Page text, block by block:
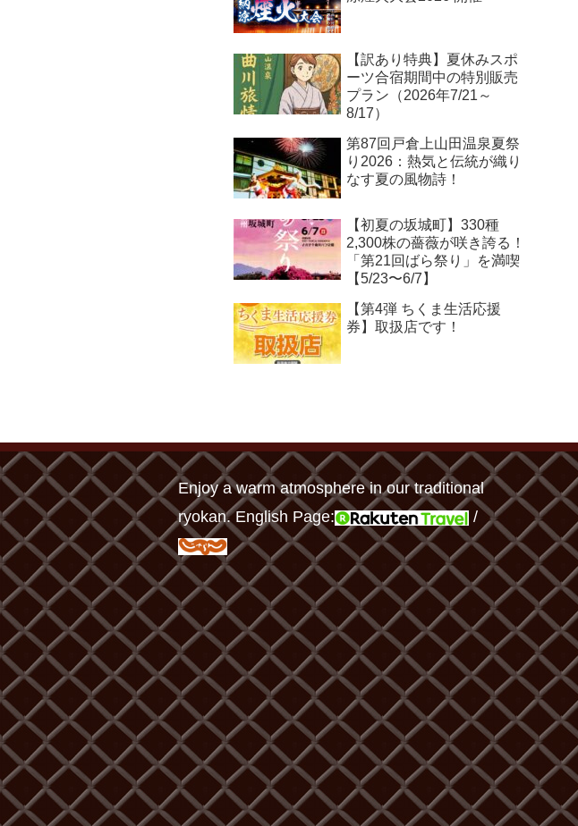
【訳あり特典】夏休みスポ
ーツ合宿期間中の特別販売
プラン（2026年7/21～
8/17）
第87回戸倉上山田温泉夏祭
り2026：熱気と伝統が織り
なす夏の風物詩！
【初夏の坂城町】330種
2,300株の薔薇が咲き誇る！
「第21回ばら祭り」を満喫
【5/23〜6/7】
【第4弾 ちくま生活応援
券】取扱店です！
Enjoy a warm atmosphere in our traditional
ryokan. English Page:
/